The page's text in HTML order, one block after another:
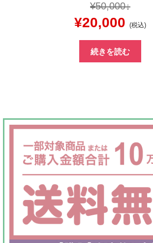
¥50,000
元
の
価
¥50,000
で
し
た。
¥20,000 現
在
の
は
で
す。
(税込)
続きを読む